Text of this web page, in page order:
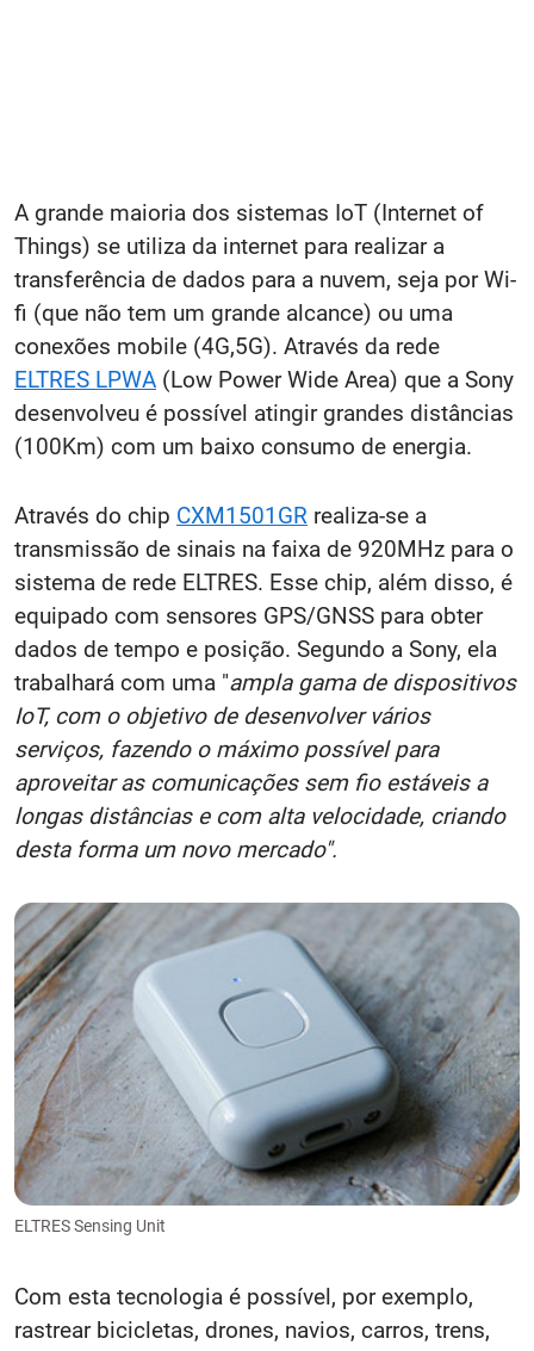
A grande maioria dos sistemas IoT (Internet of
Things) se utiliza da internet para realizar a
transferência de dados para a nuvem, seja por Wi-
fi (que não tem um grande alcance) ou uma
conexões mobile (4G,5G). Através da rede
ELTRES LPWA (Low Power Wide Area) que a Sony
desenvolveu é possível atingir grandes distâncias
(100Km) com um baixo consumo de energia.
Através do chip CXM1501GR realiza-se a
transmissão de sinais na faixa de 920MHz para o
sistema de rede ELTRES. Esse chip, além disso, é
equipado com sensores GPS/GNSS para obter
dados de tempo e posição. Segundo a Sony, ela
trabalhará com uma "ampla gama de dispositivos
IoT, com o objetivo de desenvolver vários
serviços, fazendo o máximo possível para
aproveitar as comunicações sem fio estáveis a
longas distâncias e com alta velocidade, criando
desta forma um novo mercado".
ELTRES Sensing Unit
Com esta tecnologia é possível, por exemplo,
rastrear bicicletas, drones, navios, carros, trens,